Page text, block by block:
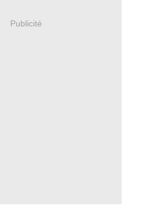
Publicité